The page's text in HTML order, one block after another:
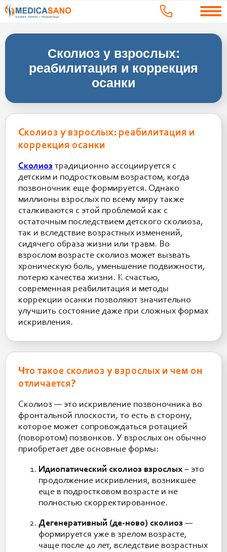
Сколиоз у взрослых:
реабилитация и коррекция
осанки
Сколиоз у взрослых: реабилитация и
коррекция осанки
Сколиоз традиционно ассоциируется с
детским и подростковым возрастом, когда
позвоночник еще формируется. Однако
миллионы взрослых по всему миру также
сталкиваются с этой проблемой как с
остаточным последствием детского сколиоза,
так и вследствие возрастных изменений,
сидячего образа жизни или травм. Во
взрослом возрасте сколиоз может вызвать
хроническую боль, уменьшение подвижности,
потерю качества жизни. К счастью,
современная реабилитация и методы
коррекции осанки позволяют значительно
улучшить состояние даже при сложных формах
искривления.
Что такое сколиоз у взрослых и чем он
отличается?
Сколиоз — это искривление позвоночника во
фронтальной плоскости, то есть в сторону,
которое может сопровождаться ротацией
(поворотом) позвонков. У взрослых он обычно
приобретает две основные формы:
Идиопатический сколиоз взрослых – это
продолжение искривления, возникшее
еще в подростковом возрасте и не
полностью скорректированное.
Дегенеративный (де-ново) сколиоз —
формируется уже в зрелом возрасте,
чаще после 40 лет, вследствие возрастных